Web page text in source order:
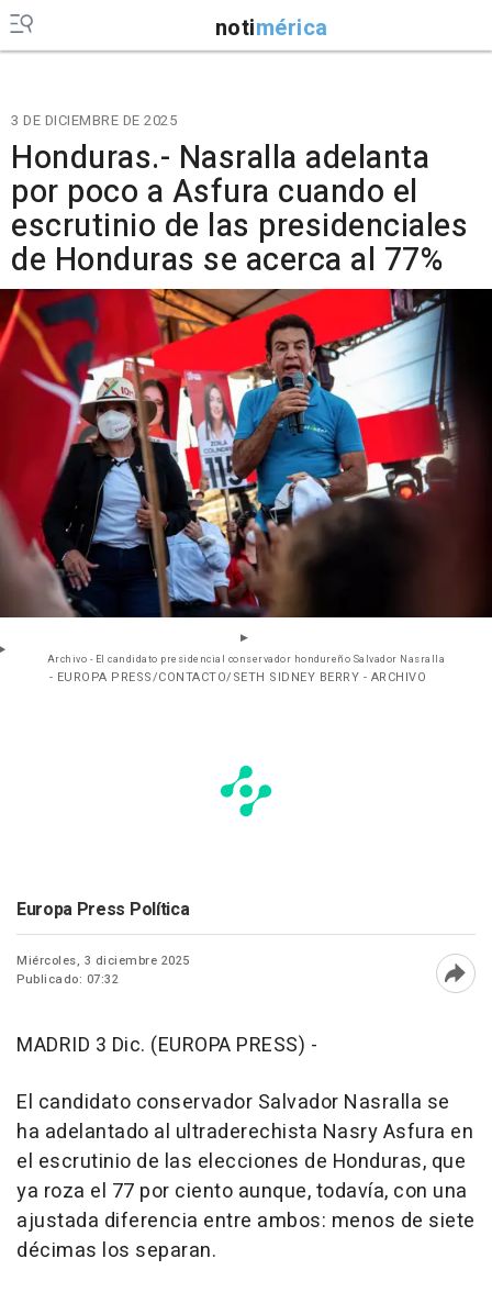
notimérica
3 DE DICIEMBRE DE 2025
Honduras.- Nasralla adelanta
por poco a Asfura cuando el
escrutinio de las presidenciales
de Honduras se acerca al 77%
Archivo - El candidato presidencial conservador hondureño Salvador Nasralla
- EUROPA PRESS/CONTACTO/SETH SIDNEY BERRY - ARCHIVO
Europa Press Política
Miércoles, 3 diciembre 2025
Publicado: 07:32
MADRID 3 Dic. (EUROPA PRESS) -
El candidato conservador Salvador Nasralla se
ha adelantado al ultraderechista Nasry Asfura en
el escrutinio de las elecciones de Honduras, que
ya roza el 77 por ciento aunque, todavía, con una
ajustada diferencia entre ambos: menos de siete
décimas los separan.